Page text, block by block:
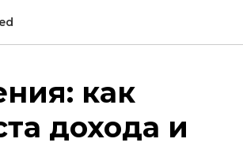
как
дохода и